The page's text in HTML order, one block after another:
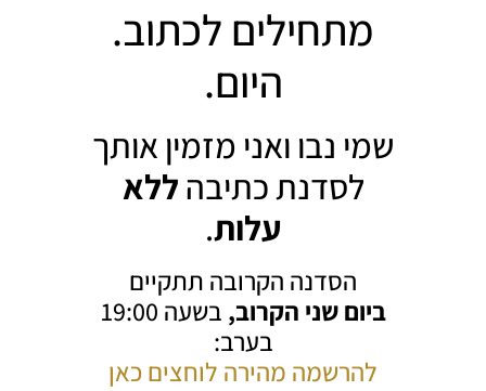
מתחילים לכתוב.
היום.
שמי נבו ואני מזמין אותך
לסדנת כתיבהללא
עלות.
הסדנה הקרובה תתקיים
ביום שני הקרוב,
בשעה 19:00
בערב:
להרשמה מהירה לוחצים כאן